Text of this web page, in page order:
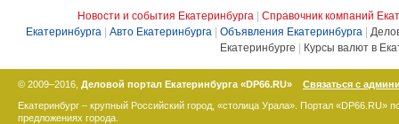
Новости и события Екатеринбурга
Справочник компаний
Екатеринбурга
Авто Екатеринбурга Объявления Екатеринбурга
Екатеринбурге
Курсы валют в
© 2009–2016, Деловой портал Екатеринбурга «DP66.RU»
Связаться с
Екатеринбург – крупный Российский город, «столица Урала». Портал «DP66.RU»
предложениях города.